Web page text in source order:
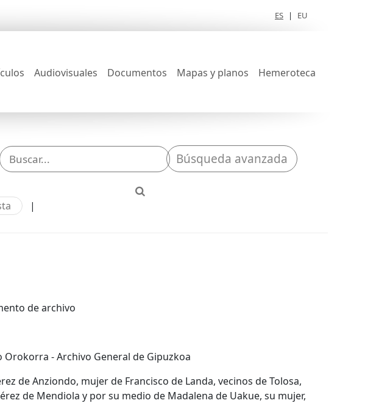
ES | EU
Audiovisuales Documentos Mapas y planos Hemeroteca
Búsqueda avanzada
|
de archivo
Orokorra - Archivo General de Gipuzkoa
de Anziondo, mujer de Francisco de Landa, vecinos de Tolosa,
de Mendiola y por su medio de Madalena de Uakue, su mujer,